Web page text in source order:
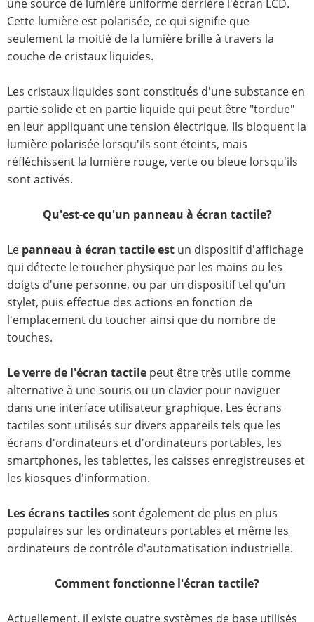
une source de lumière uniforme derrière l'écran LCD.
Cette lumière est polarisée, ce qui signifie que
seulement la moitié de la lumière brille à travers la
couche de cristaux liquides.
Les cristaux liquides sont constitués d'une substance en
partie solide et en partie liquide qui peut être "tordue"
en leur appliquant une tension électrique. Ils bloquent la
lumière polarisée lorsqu'ils sont éteints, mais
réfléchissent la lumière rouge, verte ou bleue lorsqu'ils
sont activés.
Qu'est-ce qu'un panneau à écran tactile?
Le panneau à écran tactile est un dispositif d'affichage
qui détecte le toucher physique par les mains ou les
doigts d'une personne, ou par un dispositif tel qu'un
stylet, puis effectue des actions en fonction de
l'emplacement du toucher ainsi que du nombre de
touches.
Le verre de l'écran tactile peut être très utile comme
alternative à une souris ou un clavier pour naviguer
dans une interface utilisateur graphique. Les écrans
tactiles sont utilisés sur divers appareils tels que les
écrans d'ordinateurs et d'ordinateurs portables, les
smartphones, les tablettes, les caisses enregistreuses et
les kiosques d'information.
Les écrans tactilessont également de plus en plus
populaires sur les ordinateurs portables et même les
ordinateurs de contrôle d'automatisation industrielle.
Comment fonctionne l'écran tactile?
Actuellement, il existe quatre systèmes de base utilisés